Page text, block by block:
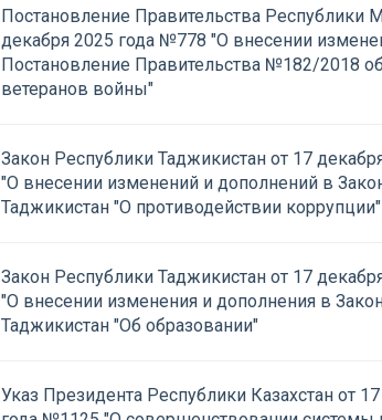
Постановление Правительства Республики
декабря 2025 года №778 "О внесении
Постановление Правительства №182/2018
ветеранов войны"
Закон Республики Таджикистан от 17
"О внесении изменений и дополнений в
Таджикистан "О противодействии коррупции"
Закон Республики Таджикистан от 17
"О внесении изменения и дополнения в
Таджикистан "Об образовании"
Указ Президента Республики Казахстан от